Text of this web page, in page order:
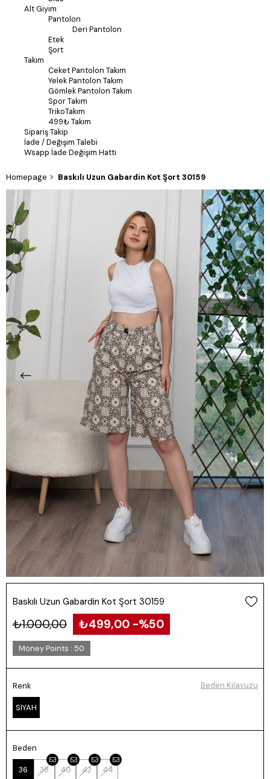
Alt Giyim
Pantolon
Deri Pantolon
Etek
Şort
Takım
Ceket Pantolon Takım
Yelek Pantolon Takım
Gömlek Pantolon Takım
Spor Takım
TrikoTakım
499₺ Takım
Sipariş Takip
İade / Değişim Talebi
Wsapp İade Değişim Hattı
Homepage Baskılı Uzun Gabardin Kot Şort 30159
Baskılı Uzun Gabardin Kot Şort 30159
₺1.000,00 ₺499,00 50
Money Points : 50
Renk
SIYAH
Beden
36 38 40 42 44
Beden Kılavuzu